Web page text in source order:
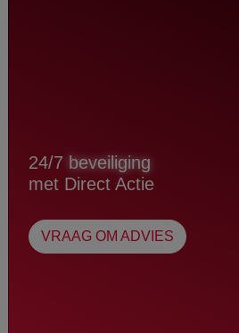
24/7 beveiliging
met Direct Actie
VRAAG OM ADVIES